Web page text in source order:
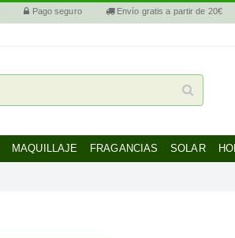
Pago seguro Envío gratis a partir de 20€
MAQUILLAJE FRAGANCIAS SOLAR